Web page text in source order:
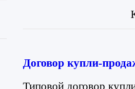
Договор купли-
Типовой договор